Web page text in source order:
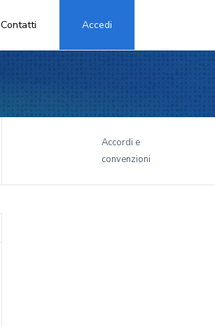
Contatti Accedi
Accordi e
convenzioni